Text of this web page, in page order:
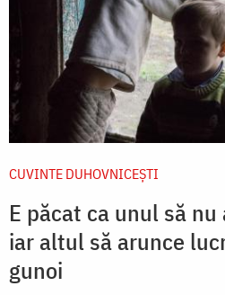
CUVINTE DUHOVNICEȘTI
E păcat ca unul să
iar altul să arunce
gunoi